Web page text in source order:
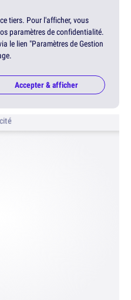
tiers. Pour l'afficher, vous
paramètres de confidentialité.
le lien "Paramètres de Gestion
Accepter & afficher